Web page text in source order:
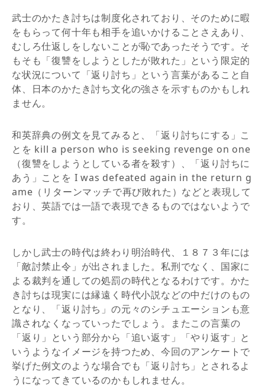
武士のかたき討ちは制度化されており、そのために暇
をもらって何十年も相手を追いかけることさえあり、
むしろ仕返しをしないことが恥であったそうです。そ
もそも「復讐をしようとしたが敗れた」という限定的
な状況について「返り討ち」という言葉があること自
体、日本のかたき討ち文化の強さを示すものかもしれ
ません。
和英辞典の例文を見てみると、「返り討ちにする」こ
とを kill a person who is seeking revenge on one
（復讐をしようとしている者を殺す）、「返り討ちに
あう」ことを I was defeated again in the return g
ame（リターンマッチで再び敗れた）などと表現して
おり、英語では一語で表現できるものではないようで
す。
しかし武士の時代は終わり明治時代、１８７３年には
「敵討禁止令」が出されました。私刑でなく、国家に
よる裁判を通しての処罰の時代となるわけです。かた
き討ちは現実には縁遠く時代小説などの中だけのもの
となり、「返り討ち」の元々のシチュエーションも意
識されなくなっていったでしょう。またこの言葉の
「返り」という部分から「追い返す」「やり返す」と
いうようなイメージを持つため、今回のアンケートで
挙げた例文のような場合でも「返り討ち」とされるよ
うになってきているのかもしれません。